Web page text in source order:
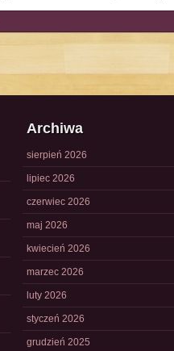
Archiwa
sierpień 2026
lipiec 2026
czerwiec 2026
maj 2026
kwiecień 2026
marzec 2026
luty 2026
styczeń 2026
grudzień 2025